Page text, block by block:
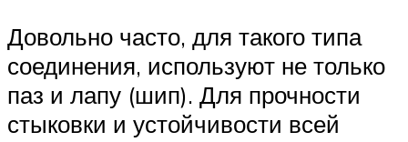
Довольно часто, для такого типа
соединения, используют не только
паз и лапу (шип). Для прочности
стыковки и устойчивости всей